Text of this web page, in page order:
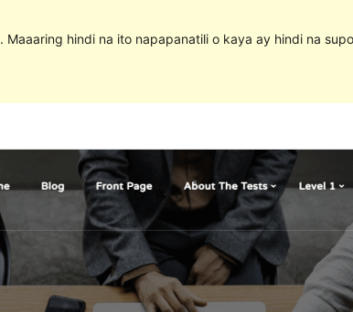
. Maaaring hindi na ito napapanatili o kaya ay hindi na